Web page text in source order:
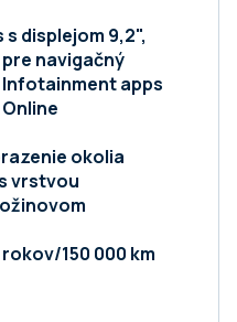
displejom 9,2",
pre navigačný
Infotainment apps
Online
okolia
vrstvou
150 000 km